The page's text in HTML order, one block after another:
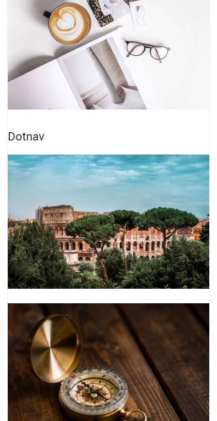
Dotnav